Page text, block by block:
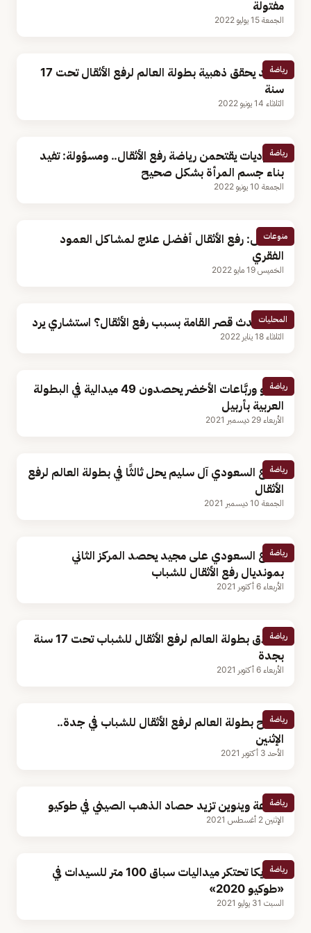
مفتولة
الجمعة 15 يوليو 2022
رياضة
مجيد يحقق ذهبية بطولة العالم لرفع الأثقال تحت 17
سنة
الثلاثاء 14 يونيو 2022
رياضة
سعوديات يقتحمن رياضة رفع الأثقال.. ومسؤولة: تفيد
بناء جسم المرأة بشكل صحيح
الجمعة 10 يونيو 2022
منوعات
مختص: رفع الأثقال أفضل علاج لمشاكل العمود
الفقري
الخميس 19 مايو 2022
المحليات
هل يحدث قصر القامة بسبب رفع الأثقال؟ استشاري يرد
الثلاثاء 18 يناير 2022
رياضة
ربَّاعو وربَّاعات الأخضر يحصدون 49 ميدالية في البطولة
العربية بأربيل
الأربعاء 29 ديسمبر 2021
رياضة
الرباع السعودي آل سليم يحل ثالثًا في بطولة العالم لرفع
الأثقال
الجمعة 10 ديسمبر 2021
رياضة
الرباع السعودي على مجيد يحصد المركز الثاني
بمونديال رفع الأثقال للشباب
الأربعاء 6 أكتوبر 2021
رياضة
انطلاق بطولة العالم لرفع الأثقال للشباب تحت 17 سنة
بجدة
الأربعاء 6 أكتوبر 2021
رياضة
افتتاح بطولة العالم لرفع الأثقال للشباب في جدة..
الإثنين
الأحد 3 أكتوبر 2021
رياضة
الرّباعة وينوين تزيد حصاد الذهب الصيني في طوكيو
الإثنين 2 أغسطس 2021
رياضة
جامايكا تحتكر ميداليات سباق 100 متر للسيدات في
«طوكيو 2020»
السبت 31 يوليو 2021